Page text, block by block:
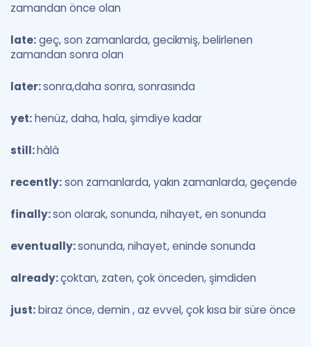
zamandan önce olan
late:geç, son zamanlarda, gecikmiş, belirlenen
zamandan sonra olan
later:sonra,daha sonra, sonrasında
yet:henüz, daha, hala, şimdiye kadar
still:hâlâ
recently:son zamanlarda, yakın zamanlarda, geçende
finally:son olarak, sonunda, nihayet, en sonunda
eventually:sonunda, nihayet, eninde sonunda
already:çoktan, zaten, çok önceden, şimdiden
just:biraz önce, demin , az evvel, çok kısa bir süre önce